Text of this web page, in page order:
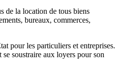
de la location de tous biens
bureaux, commerces,
pour les particuliers et entreprises.
soustraire aux loyers pour son